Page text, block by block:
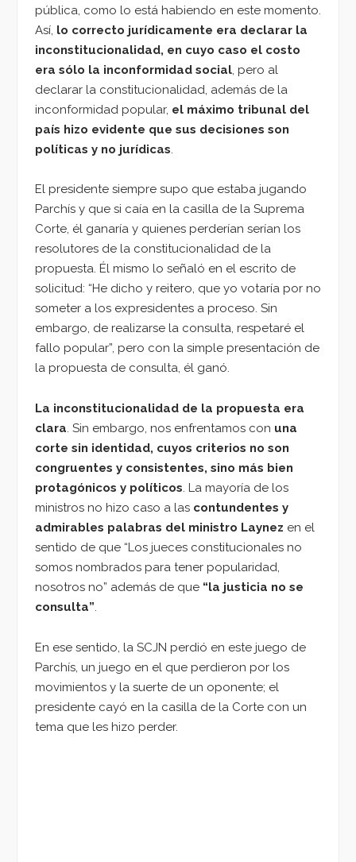
pública, como lo está habiendo en este momento.
Así, lo correcto jurídicamente era declarar la
inconstitucionalidad, en cuyo caso el costo
era sólo la inconformidad social , pero al
declarar la constitucionalidad, además de la
inconformidad popular, el máximo tribunal del
país hizo evidente que sus decisiones son
políticas y no jurídicas
El presidente siempre supo que estaba jugando
Parchís y que si caía en la casilla de la Suprema
Corte, él ganaría y quienes perderían serían los
resolutores de la constitucionalidad de la
propuesta. Él mismo lo señaló en el escrito de
solicitud: “He dicho y reitero, que yo votaría por no
someter a los expresidentes a proceso. Sin
embargo, de realizarse la consulta, respetaré el
fallo popular”, pero con la simple presentación de
la propuesta de consulta, él ganó.
La inconstitucionalidad de la propuesta era
clara. Sin embargo, nos enfrentamos con una
corte sin identidad, cuyos criterios no son
congruentes y consistentes, sino más bien
protagónicos y políticos. La mayoría de los
ministros no hizo caso a las contundentes y
admirables palabras del ministro Laynez en el
sentido de que “Los jueces constitucionales no
somos nombrados para tener popularidad,
nosotros no” además de que “la justicia no se
consulta”.
En ese sentido, la SCJN perdió en este juego de
Parchís, un juego en el que perdieron por los
movimientos y la suerte de un oponente; el
presidente cayó en la casilla de la Corte con un
tema que les hizo perder.